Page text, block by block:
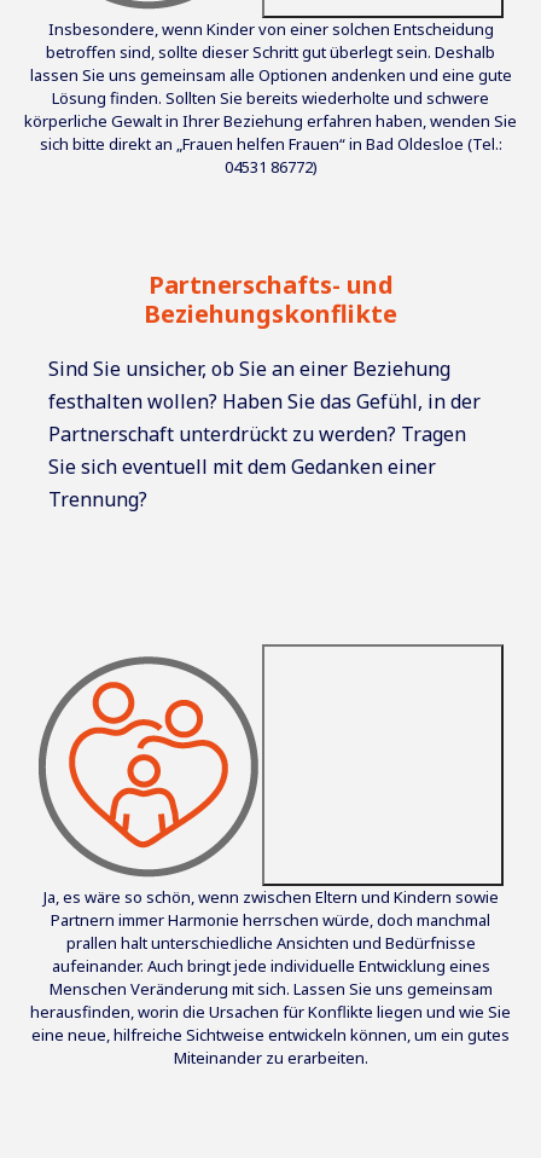
Insbesondere, wenn Kinder von einer solchen Entscheidung
betroffen sind, sollte dieser Schritt gut überlegt sein. Deshalb
lassen Sie uns gemeinsam alle Optionen andenken und eine gute
Lösung finden. Sollten Sie bereits wiederholte und schwere
körperliche Gewalt in Ihrer Beziehung erfahren haben, wenden Sie
sich bitte direkt an „Frauen helfen Frauen“ in Bad Oldesloe (Tel.:
04531 86772)
Partnerschafts- und
Beziehungskonflikte
Sind Sie unsicher, ob Sie an einer Beziehung
festhalten wollen? Haben Sie das Gefühl, in der
Partnerschaft unterdrückt zu werden? Tragen
Sie sich eventuell mit dem Gedanken einer
Trennung?
Ja, es wäre so schön, wenn zwischen Eltern und Kindern sowie
Partnern immer Harmonie herrschen würde, doch manchmal
prallen halt unterschiedliche Ansichten und Bedürfnisse
aufeinander. Auch bringt jede individuelle Entwicklung eines
Menschen Veränderung mit sich. Lassen Sie uns gemeinsam
herausfinden, worin die Ursachen für Konflikte liegen und wie Sie
eine neue, hilfreiche Sichtweise entwickeln können, um ein gutes
Miteinander zu erarbeiten.